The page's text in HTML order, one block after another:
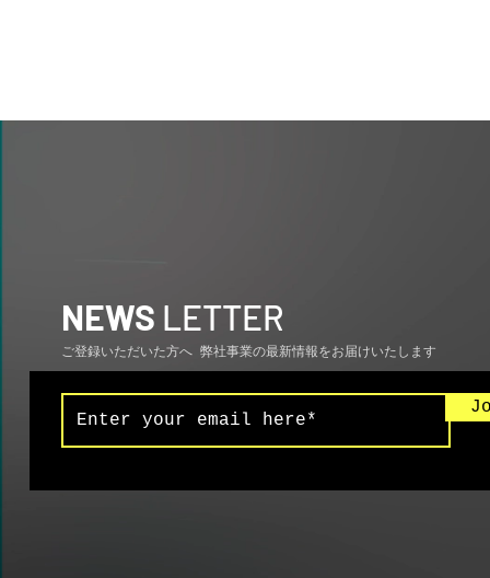
NEWS LETTER
ご登録いただいた方へ 弊社事業の最新情報をお届けいたします